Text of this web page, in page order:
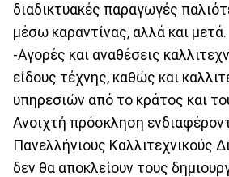
διαδικτυακές παραγωγές
μέσω καραντίνας, αλλά και μετά.
-Αγορές και αναθέσεις
είδους τέχνης, καθώς και
υπηρεσιών από το κράτος και
Ανοιχτή πρόσκληση
Πανελλήνιους Καλλιτεχνικούς
δεν θα αποκλείουν τους